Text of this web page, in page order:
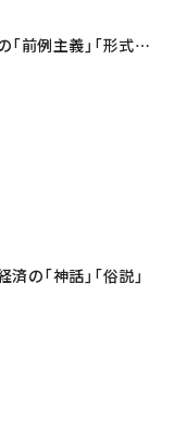
前例主義」「形式主
の「神話」「俗説」